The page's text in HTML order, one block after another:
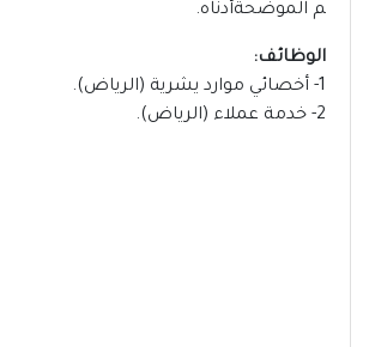
م الموضحةأدناه.
الوظائف:
1- أخصائي موارد يشرية (الرياض).
2- خدمة عملاء (الرياض).